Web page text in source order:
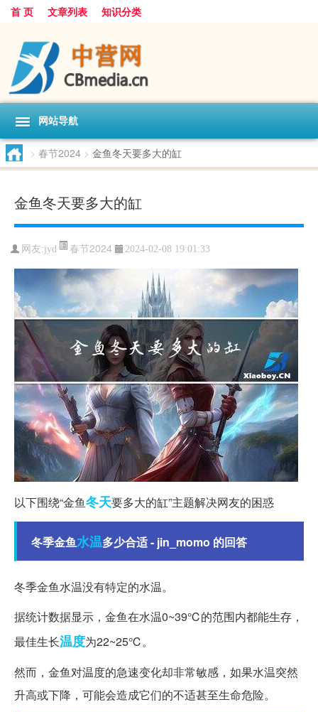
首 页 文章列表 知识分类
网站导航
> 春节2024 > 金鱼冬天要多大的缸
金鱼冬天要多大的缸
网友:jyd 春节2024 2024-02-08 19:01:33
以下围绕“金鱼冬天要多大的缸”主题解决网友的困惑
冬季金鱼水温多少合适 - jin_momo 的回答
冬季金鱼水温没有特定的水温。
据统计数据显示，金鱼在水温0~39℃的范围内都能生存，
最佳生长温度为22~25℃。
然而，金鱼对温度的急速变化却非常敏感，如果水温突然
升高或下降，可能会造成它们的不适甚至生命危险。